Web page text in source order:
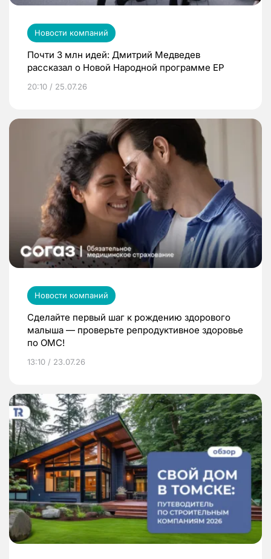
Новости компаний
Почти 3 млн идей: Дмитрий Медведев
рассказал о Новой Народной программе ЕР
20:10 / 25.07.26
Новости компаний
Сделайте первый шаг к рождению здорового
малыша — проверьте репродуктивное здоровье
по ОМС!
13:10 / 23.07.26